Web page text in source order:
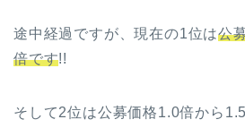
途中経過ですが、現在の1位は公
倍です!!
そして2位は公募価格1.0倍から1.5